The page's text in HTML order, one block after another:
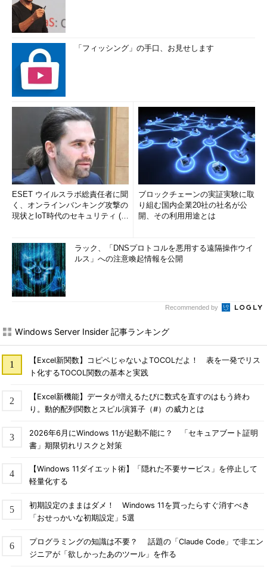
「フィッシング」の手口、お見せします
ESET ウイルスラボ総責任者に聞
く、オンラインバンキング攻撃の
現状とIoT時代のセキュリティ (1/
ブロックチェーンの実証実験に取
り組む国内企業20社の社名が公
開、その利用用途とは
ラック、「DNSプロトコルを悪用する遠隔操作ウイ
ルス」への注意喚起情報を公開
Recommended by
Windows Server Insider 記事ランキング
【Excel新関数】コピペじゃないよTOCOLだよ！ 表を一発でリス
ト化するTOCOL関数の基本と実践
【Excel新機能】データが増えるたびに数式を直すのはもう終わ
り。動的配列関数とスピル演算子（#）の威力とは
2026年6月にWindows 11が起動不能に？ 「セキュアブート証明
書」期限切れリスクと対策
【Windows 11ダイエット術】「隠れた不要サービス」を停止して
軽量化する
初期設定のままはダメ！ Windows 11を買ったらすぐ消すべき
「おせっかいな初期設定」5選
プログラミングの知識は不要？ 話題の「Claude Code」で非エン
ジニアが「欲しかったあのツール」を作る